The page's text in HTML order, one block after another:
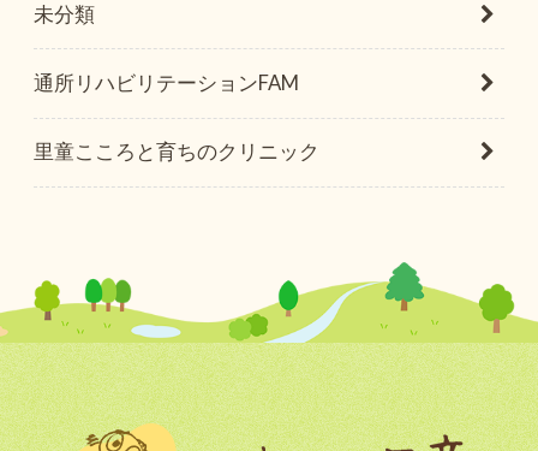
未分類
通所リハビリテーションFAM
里童こころと育ちのクリニック